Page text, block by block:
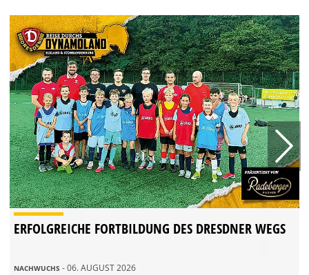
ERFOLGREICHE FORTBILDUNG DES DRESDNER WEGS
NACHWUCHS - 06. AUGUST 2026